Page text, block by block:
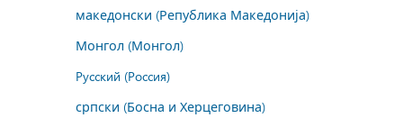
македонски (Република Македонија)
Монгол (Монгол)
Русский (Россия)
српски (Босна и Херцеговина)